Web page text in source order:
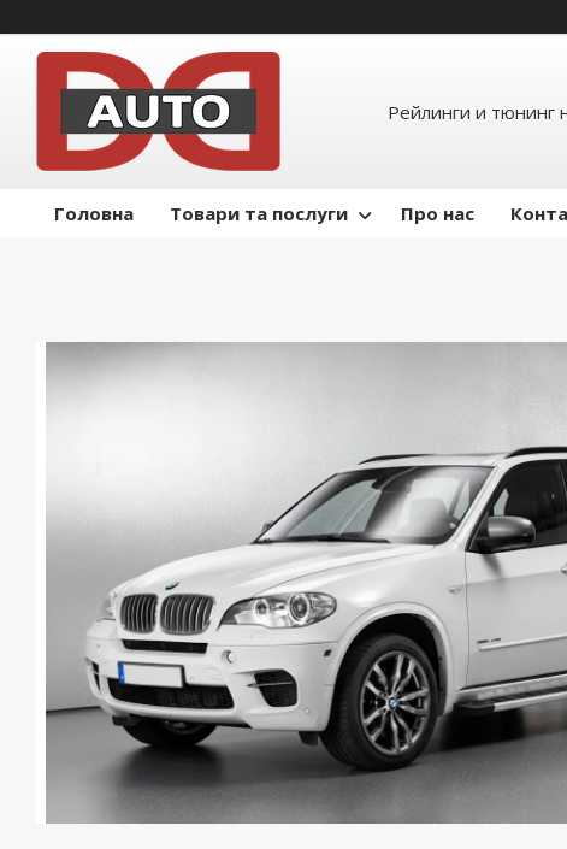
Рейлинги и тюнинг
Головна Товари та послуги Про нас